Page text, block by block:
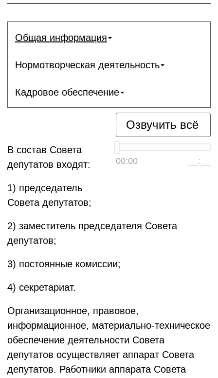
Общая информация
Нормотворческая деятельность
Кадровое обеспечение
Озвучить всё
00:00 __:__
В состав Совета
депутатов входят:
1) председатель
Совета депутатов;
2) заместитель председателя Совета
депутатов;
3) постоянные комиссии;
4) секретариат.
Организационное, правовое,
информационное, материально-техническое
обеспечение деятельности Совета
депутатов осуществляет аппарат Совета
депутатов. Работники аппарата Совета